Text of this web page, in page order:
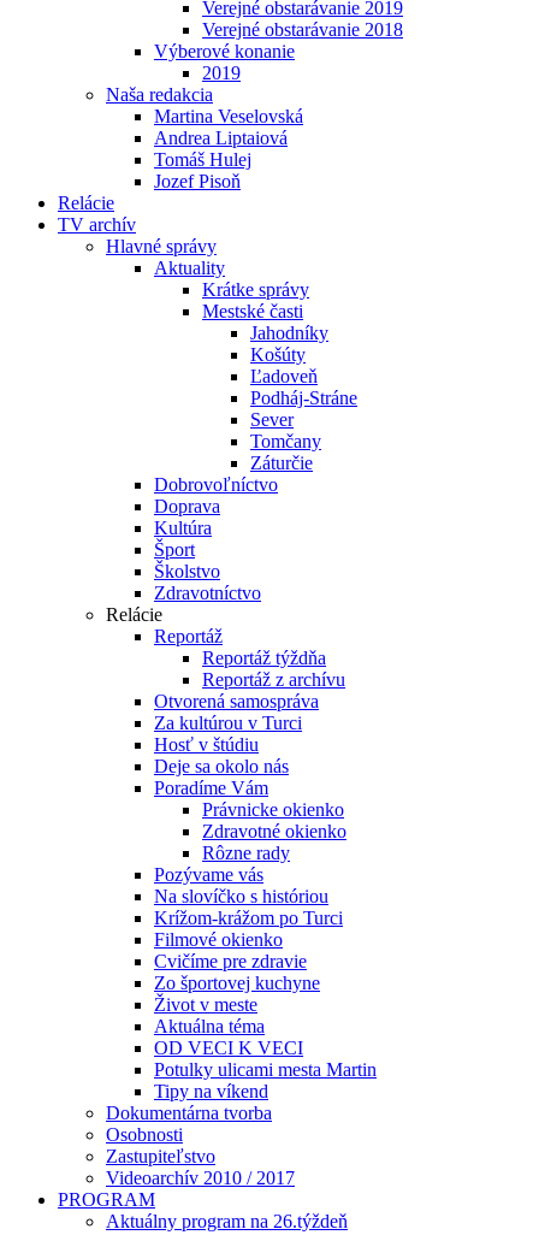
Verejné obstarávanie 2019
Verejné obstarávanie 2018
Výberové konanie
2019
Naša redakcia
Martina Veselovská
Andrea Liptaiová
Tomáš Hulej
Jozef Pisoň
Relácie
TV archív
Hlavné správy
Aktuality
Krátke správy
Mestské časti
Jahodníky
Košúty
Ľadoveň
Podháj-Stráne
Sever
Tomčany
Záturčie
Dobrovoľníctvo
Doprava
Kultúra
Šport
Školstvo
Zdravotníctvo
Relácie
Reportáž
Reportáž týždňa
Reportáž z archívu
Otvorená samospráva
Za kultúrou v Turci
Hosť v štúdiu
Deje sa okolo nás
Poradíme Vám
Právnicke okienko
Zdravotné okienko
Rôzne rady
Pozývame vás
Na slovíčko s históriou
Krížom-krážom po Turci
Filmové okienko
Cvičíme pre zdravie
Zo športovej kuchyne
Život v meste
Aktuálna téma
OD VECI K VECI
Potulky ulicami mesta Martin
Tipy na víkend
Dokumentárna tvorba
Osobnosti
Zastupiteľstvo
Videoarchív 2010 / 2017
PROGRAM
Aktuálny program na 26.týždeň